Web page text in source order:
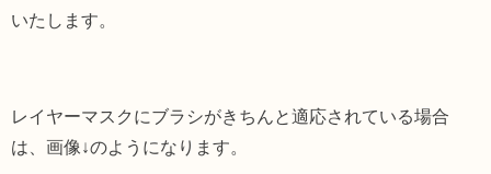
いたします。
レイヤーマスクにブラシがきちんと適応されている場合
は、画像↓のようになります。